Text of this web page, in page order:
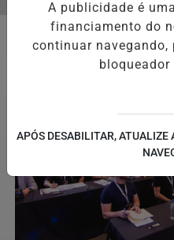
EM ALTA
Geral
A publicidade é
financiamento do
continuar
bloqueador
APÓS DESABILITAR, ATUALIZE